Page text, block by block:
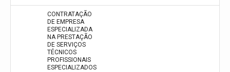
CONTRATAÇÃO
DE EMPRESA
ESPECIALIZADA
NA PRESTAÇÃO
DE SERVIÇOS
TÉCNICOS
PROFISSIONAIS
ESPECIALIZADOS